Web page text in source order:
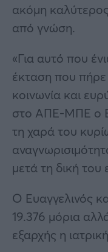
ακόμη
από γνώση.
«Για αυτό που
έκταση που πήρε
κοινωνία και
στο ΑΠΕ-ΜΠΕ ο
τη χαρά του
μετά τη δική του
Ο Ευαγγελινός
19.376 μόρια
εξαρχής η ιατρική